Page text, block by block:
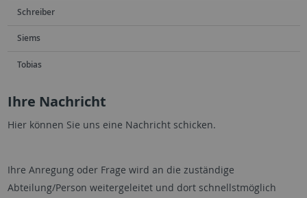
Schreiber
Siems
Tobias
Ihre Nachricht
Hier können Sie uns eine Nachricht schicken.
Ihre Anregung oder Frage wird an die zuständige
Abteilung/Person weitergeleitet und dort schnellstmöglich